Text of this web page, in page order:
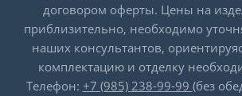
договором оферты. Цены на
приблизительно, необходимо
наших консультантов,
комплектацию и отделку
Телефон: +7 (985) 238-99-99 (без